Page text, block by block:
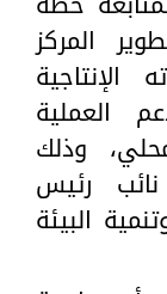
المركز
العملية
وذلك
رئيس
البيئة